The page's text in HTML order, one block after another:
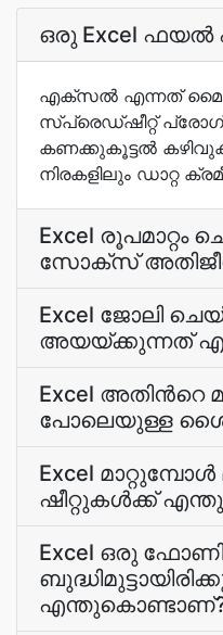
ഒരു Excel
എക്സൽ എന്നത്
സ്പ്രെഡ്ഷീറ്റ്
കണക്കുകൂട്ടൽ
നിരകളിലും ഡാറ്റ
Excel
സോക്സ്
Excel ജോലി
അയയ്‌ക്കുന്നത്‌
Excel അതിന്‍റെ
പോലെയുള്ള
Excel മാറ്റുമ്പോൾ
ഷീറ്റുകൾക്ക് എന്തു
Excel ഒരു